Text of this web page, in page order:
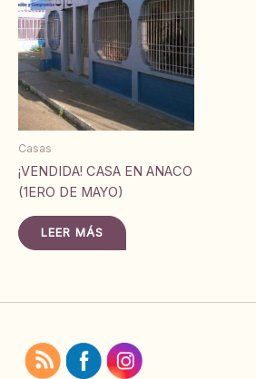
Casas
¡VENDIDA! CASA EN ANACO
(1ERO DE MAYO)
LEER MÁS